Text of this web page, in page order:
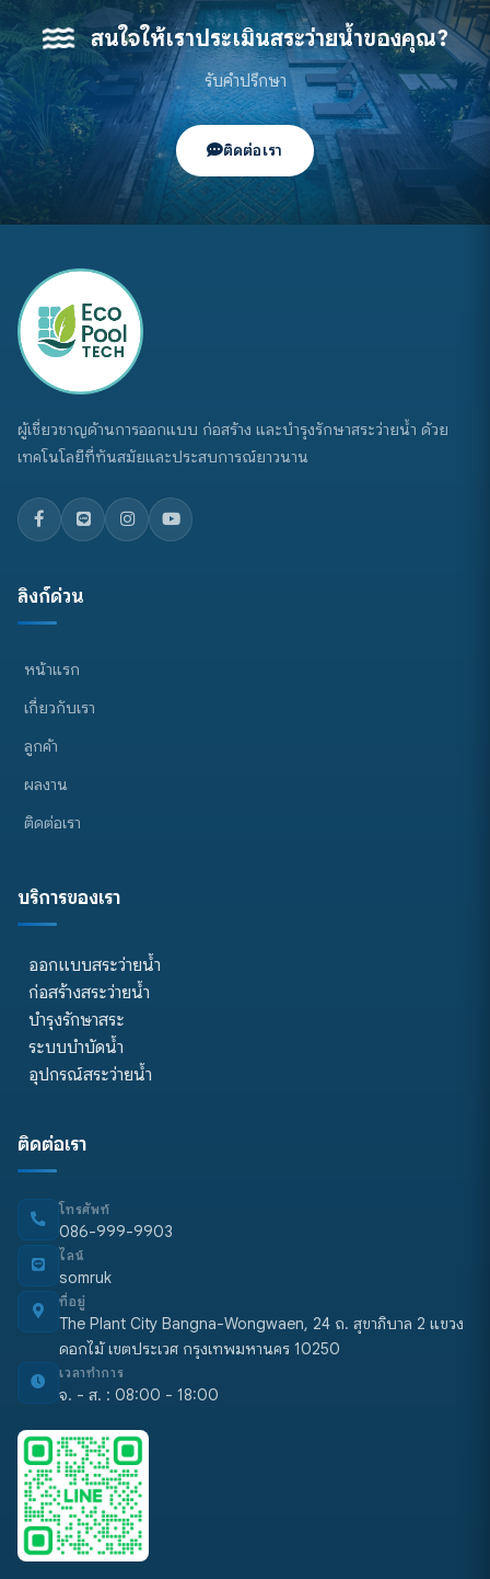
สนใจให้เราประเมินสระว่ายน้ำของคุณ?
รับคำปรึกษา
ติดต่อเรา
ผู้เชี่ยวชาญด้านการออกแบบ ก่อสร้าง และบำรุงรักษาสระว่ายน้ำ ด้วย
เทคโนโลยีที่ทันสมัยและประสบการณ์ยาวนาน
ลิงก์ด่วน
หน้าแรก
เกี่ยวกับเรา
ลูกค้า
ผลงาน
ติดต่อเรา
บริการของเรา
ออกแบบสระว่ายน้ำ
ก่อสร้างสระว่ายน้ำ
บำรุงรักษาสระ
ระบบบำบัดน้ำ
อุปกรณ์สระว่ายน้ำ
ติดต่อเรา
โทรศัพท์
086-999-9903
ไลน์
somruk
ที่อยู่
The Plant City Bangna-Wongwaen, 24 ถ. สุขาภิบาล 2 แขวง
ดอกไม้ เขตประเวศ กรุงเทพมหานคร 10250
เวลาทำการ
จ. - ส. : 08:00 - 18:00